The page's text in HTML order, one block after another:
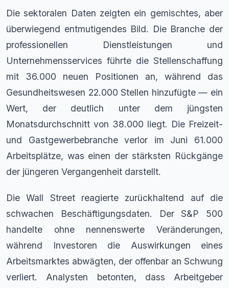
Die sektoralen Daten zeigten ein gemischtes, aber
überwiegend entmutigendes Bild. Die Branche der
professionellen Dienstleistungen und
Unternehmensservices führte die Stellenschaffung
mit 36.000 neuen Positionen an, während das
Gesundheitswesen 22.000 Stellen hinzufügte — ein
Wert, der deutlich unter dem jüngsten
Monatsdurchschnitt von 38.000 liegt. Die Freizeit-
und Gastgewerbebranche verlor im Juni 61.000
Arbeitsplätze, was einen der stärksten Rückgänge
der jüngeren Vergangenheit darstellt.
Die Wall Street reagierte zurückhaltend auf die
schwachen Beschäftigungsdaten. Der S&P 500
handelte ohne nennenswerte Veränderungen,
während Investoren die Auswirkungen eines
Arbeitsmarktes abwägten, der offenbar an Schwung
verliert. Analysten betonten, dass Arbeitgeber